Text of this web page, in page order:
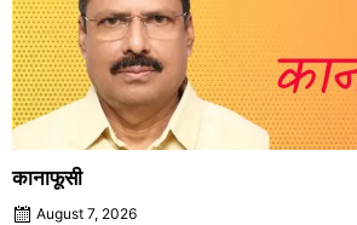
कानाफूसी
August 7, 2026